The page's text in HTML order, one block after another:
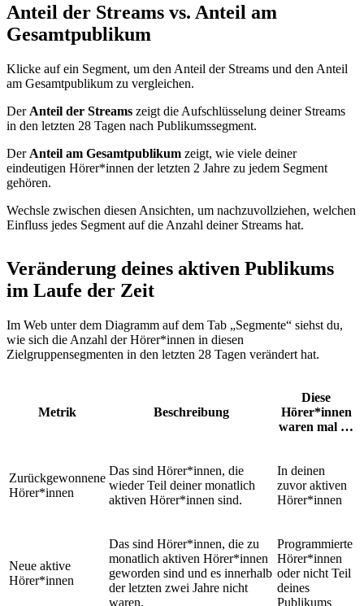
Anteil der Streams vs. Anteil am
Gesamtpublikum
Klicke auf ein Segment, um den Anteil der Streams und den Anteil
am Gesamtpublikum zu vergleichen.
Der Anteil der Streams zeigt die Aufschlüsselung deiner Streams
in den letzten 28 Tagen nach Publikumssegment.
Der Anteil am Gesamtpublikum zeigt, wie viele deiner
eindeutigen Hörer*innen der letzten 2 Jahre zu jedem Segment
gehören.
Wechsle zwischen diesen Ansichten, um nachzuvollziehen, welchen
Einfluss jedes Segment auf die Anzahl deiner Streams hat.
Veränderung deines aktiven Publikums
im Laufe der Zeit
Im Web unter dem Diagramm auf dem Tab „Segmente“ siehst du,
wie sich die Anzahl der Hörer*innen in diesen
Zielgruppensegmenten in den letzten 28 Tagen verändert hat.
Metrik Beschreibung
Diese
Hörer*innen
waren mal …
Zurückgewonnene
Hörer*innen
Das sind Hörer*innen, die
wieder Teil deiner monatlich
aktiven Hörer*innen sind.
In deinen
zuvor aktiven
Hörer*innen
Neue aktive
Hörer*innen
Das sind Hörer*innen, die zu
monatlich aktiven Hörer*innen
geworden sind und es innerhalb
der letzten zwei Jahre nicht
waren.
Programmierte
Hörer*innen
oder nicht Teil
deines
Publikums